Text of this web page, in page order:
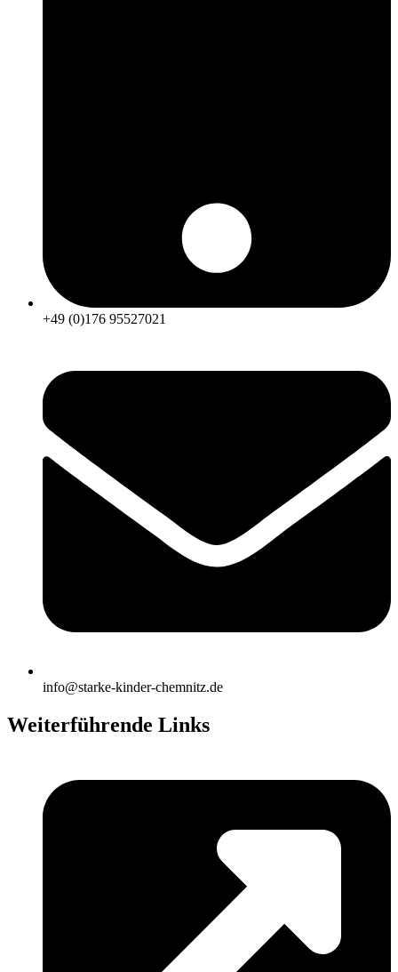
+49 (0)176 95527021
info@starke-kinder-chemnitz.de
Weiterführende Links